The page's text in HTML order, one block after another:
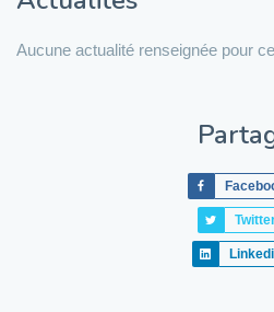
Aucune actualité renseignée pour